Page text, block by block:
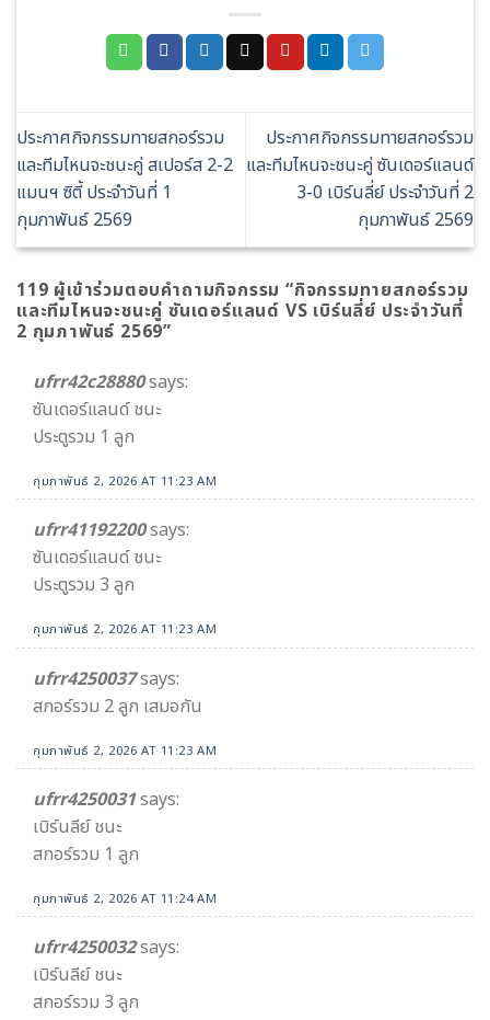
ประกาศกิจกรรมทายสกอร์รวม
และทีมไหนจะชนะคู่ สเปอร์ส 2-2
แมนฯ ซิตี้ ประจำวันที่ 1
กุมภาพันธ์ 2569
ประกาศกิจกรรมทายสกอร์รวม
และทีมไหนจะชนะคู่ ซันเดอร์แลนด์
3-0 เบิร์นลี่ย์ ประจำวันที่ 2
กุมภาพันธ์ 2569
119 ผู้เข้าร่วมตอบคำถามกิจกรรม “กิจกรรมทายสกอร์รวม
และทีมไหนจะชนะคู่ ซันเดอร์แลนด์ VS เบิร์นลี่ย์ ประจำวันที่
2 กุมภาพันธ์ 2569”
ufrr42c28880says:
ซันเดอร์แลนด์ ชนะ
ประตูรวม 1 ลูก
กุมภาพันธ์ 2, 2026 AT 11:23 AM
ufrr41192200says:
ซันเดอร์แลนด์ ชนะ
ประตูรวม 3 ลูก
กุมภาพันธ์ 2, 2026 AT 11:23 AM
ufrr4250037says:
สกอร์รวม 2 ลูก เสมอกัน
กุมภาพันธ์ 2, 2026 AT 11:23 AM
ufrr4250031says:
เบิร์นลีย์ ชนะ
สกอร์รวม 1 ลูก
กุมภาพันธ์ 2, 2026 AT 11:24 AM
ufrr4250032says:
เบิร์นลีย์ ชนะ
สกอร์รวม 3 ลูก